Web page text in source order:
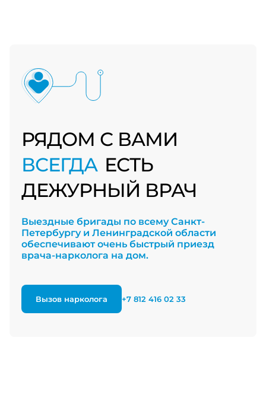
РЯДОМ С ВАМИ
ВСЕГДА ЕСТЬ
ДЕЖУРНЫЙ ВРАЧ
Выездные бригады по всему Санкт-
Петербургу и Ленинградской области
обеспечивают очень быстрый приезд
врача-нарколога на дом.
Вызов нарколога +7 812 416 02 33